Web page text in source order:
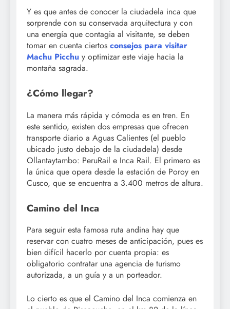
Y es que antes de conocer la ciudadela inca que
sorprende con su conservada arquitectura y con
una energía que contagia al visitante, se deben
tomar en cuenta ciertos consejos para visitar
Machu Picchu y optimizar este viaje hacia la
montaña sagrada.
¿Cómo llegar?
La manera más rápida y cómoda es en tren. En
este sentido, existen dos empresas que ofrecen
transporte diario a Aguas Calientes (el pueblo
ubicado justo debajo de la ciudadela) desde
Ollantaytambo: PeruRail e Inca Rail. El primero es
la única que opera desde la estación de Poroy en
Cusco, que se encuentra a 3.400 metros de altura.
Camino del Inca
Para seguir esta famosa ruta andina hay que
reservar con cuatro meses de anticipación, pues es
bien difícil hacerlo por cuenta propia: es
obligatorio contratar una agencia de turismo
autorizada, a un guía y a un porteador.
Lo cierto es que el Camino del Inca comienza en